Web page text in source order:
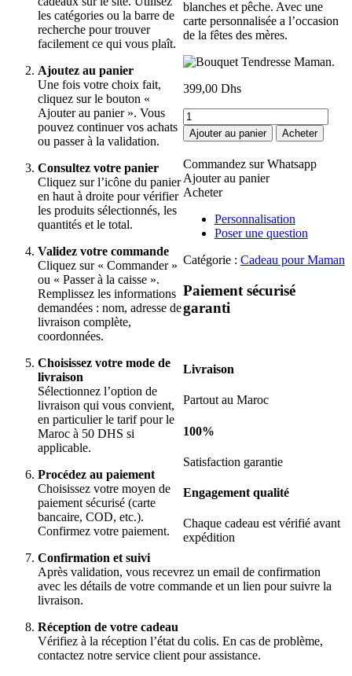
blanches et pêche. Avec une
carte personnalisée a l’occasion
de la fêtes des mères.
399,00 Dhs
quantité
de
Bouquet
Tendresse
Maman.
Ajouter au panier Acheter
Commandez sur Whatsapp
Ajouter au panier
Acheter
Personnalisation
Poser une question
Catégorie : Cadeau pour Maman
Paiement sécurisé
garanti
Livraison
Partout au Maroc
100%
Satisfaction garantie
Engagement qualité
Chaque cadeau est vérifié avant
expédition
les catégories ou la barre de
recherche pour trouver
facilement ce qui vous plaît.
Ajoutez au panier
Une fois votre choix fait,
cliquez sur le bouton «
Ajouter au panier ». Vous
pouvez continuer vos achats
ou passer à la validation.
Consultez votre panier
Cliquez sur l’icône du panier
en haut à droite pour vérifier
les produits sélectionnés, les
quantités et le total.
Validez votre commande
Cliquez sur « Commander »
ou « Passer à la caisse ».
Remplissez les informations
demandées : nom, adresse de
livraison complète,
coordonnées.
Choisissez votre mode de
livraison
Sélectionnez l’option de
livraison qui vous convient,
en particulier le tarif pour le
Maroc à 50 DHS si
applicable.
Procédez au paiement
Choisissez votre moyen de
paiement sécurisé (carte
bancaire, COD, etc.).
Confirmez votre paiement.
Confirmation et suivi
Après validation, vous recevrez un email de confirmation
avec les détails de votre commande et un lien pour suivre la
livraison.
Réception de votre cadeau
Vérifiez à la réception l’état du colis. En cas de problème,
contactez notre service client pour assistance.